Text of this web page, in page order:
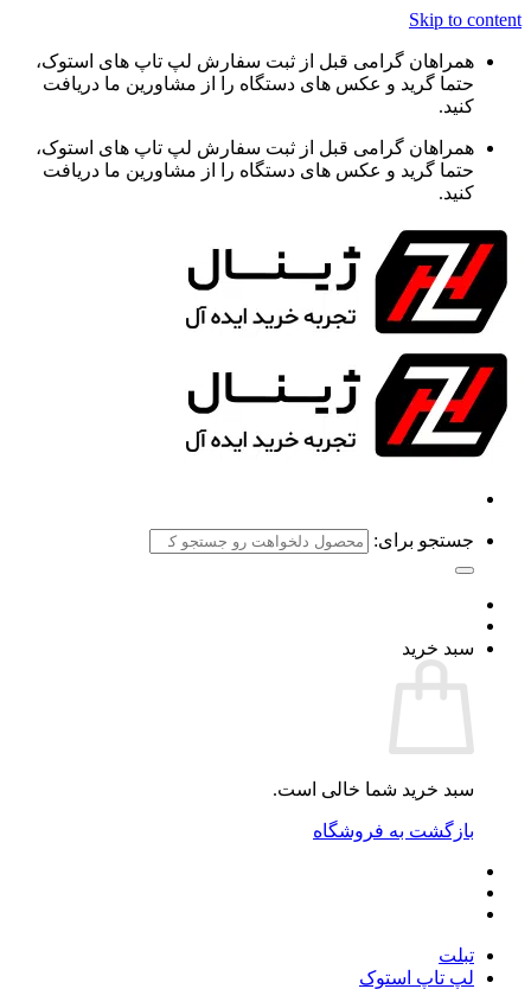
Skip to content
همراهان گرامی قبل از ثبت سفارش لپ تاپ های استوک،
حتما گرید و عکس های دستگاه را از مشاورین ما دریافت
کنید.
همراهان گرامی قبل از ثبت سفارش لپ تاپ های استوک،
حتما گرید و عکس های دستگاه را از مشاورین ما دریافت
کنید.
جستجو برای:
سبد خرید
سبد خرید شما خالی است.
بازگشت به فروشگاه
تبلت
لپ تاپ استوک